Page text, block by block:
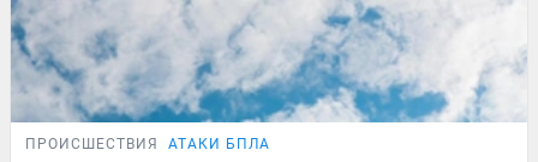
ПРОИСШЕСТВИЯ АТАКИ БПЛА